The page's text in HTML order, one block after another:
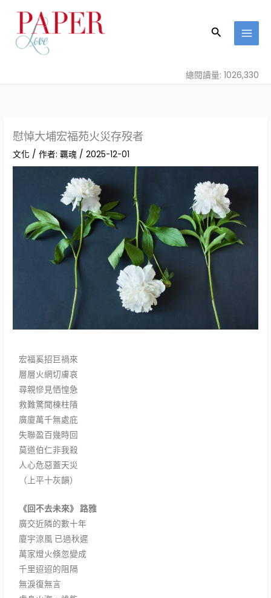
容
搜
總閱讀量: 1026,330
慰悼大埔宏福苑火災存歿者
文化 / 作者:覊魂 /2025-12-01
宏福奚招巨禍來
層層火網切膚哀
尋親慘見恓惶急
救難驚聞棟柱隤
廣廈萬千無處庇
失聯盈百幾時回
莫道伯仁非我殺
人心危惡蓋天災
（上平十灰韻）
《回不去未來》 路雅
廣交近隣的數十年
廈宇涼風 已過秋遲
萬家燈火倏忽變成
千里迢迢的阻隔
無淚復無言